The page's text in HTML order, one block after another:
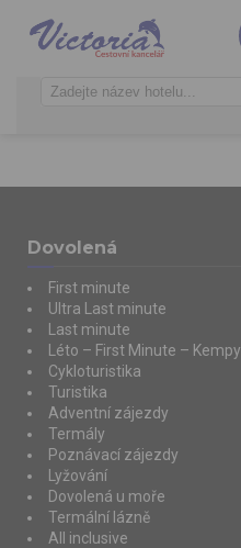
Dovolená
First minute
Ultra Last minute
Last minute
Léto – First Minute – Kempy
Cykloturistika
Turistika
Adventní zájezdy
Termály
Poznávací zájezdy
Lyžování
Dovolená u moře
Termální lázně
All inclusive